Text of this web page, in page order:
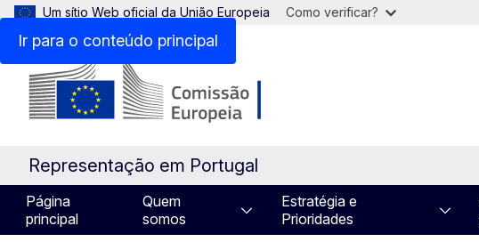
Ir para o conteúdo principal
Um sítio Web oficial da União Europeia Como verificar?
Representação em Portugal
Página
principal
Quem
somos
Estratégia e
Prioridades